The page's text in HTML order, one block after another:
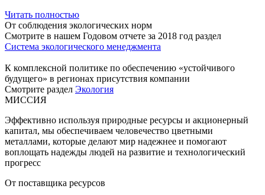
Читать полностью
От соблюдения экологических норм
Смотрите в нашем Годовом отчете за 2018 год раздел
Система экологического менеджмента
К комплексной политике по обеспечению «устойчивого
будущего» в регионах присутствия компании
Смотрите раздел Экология
МИССИЯ
Эффективно используя природные ресурсы и акционерный
капитал, мы обеспечиваем человечество цветными
металлами, которые делают мир надежнее и помогают
воплощать надежды людей на развитие и технологический
прогресс
От поставщика ресурсов